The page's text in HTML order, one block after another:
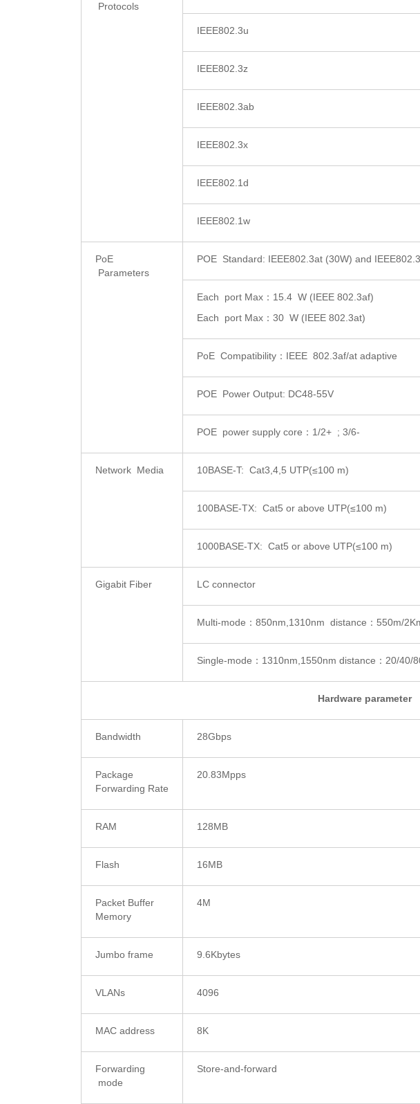
Protocols
IEEE802.3u
IEEE802.3z
IEEE802.3ab
IEEE802.3x
IEEE802.1d
IEEE802.1w
PoE
Parameters
POE Standard: IEEE802.3at (30W) and
Each port Max：15.4 W (IEEE 802.3af)
Each port Max：30 W (IEEE 802.3at)
PoE Compatibility：IEEE 802.3af/at adaptive
POE Power Output: DC48-55V
POE power supply core：1/2+ ; 3/6-
Network Media 10BASE-T: Cat3,4,5 UTP(≤100 m)
100BASE-TX: Cat5 or above UTP(≤100 m)
1000BASE-TX: Cat5 or above UTP(≤100 m)
Gigabit Fiber LC connector
Multi-mode：850nm,1310nm distance：550m/
Single-mode：1310nm,1550nm distance：20/40/
Hardware parameter
Bandwidth 28Gbps
Package
Forwarding Rate
20.83Mpps
RAM 128MB
Flash 16MB
Packet Buffer
Memory
4M
Jumbo frame 9.6Kbytes
VLANs 4096
MAC address 8K
Forwarding
mode
Store-and-forward